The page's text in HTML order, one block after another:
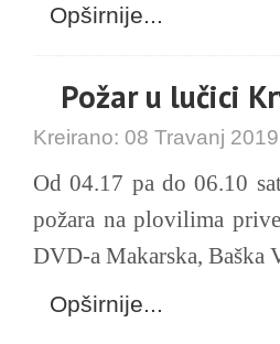
Opširnije...
Požar u lučici
Kreirano: 08 Travanj 2019
Od 04.17 pa do 06.10
požara na plovilima
DVD-a Makarska, Baška
Opširnije...